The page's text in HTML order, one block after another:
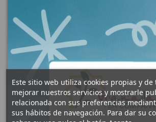
Este sitio web utiliza cookies propias y de
mejorar nuestros servicios y mostrarle
relacionada con sus preferencias
sus hábitos de navegación. Para dar su